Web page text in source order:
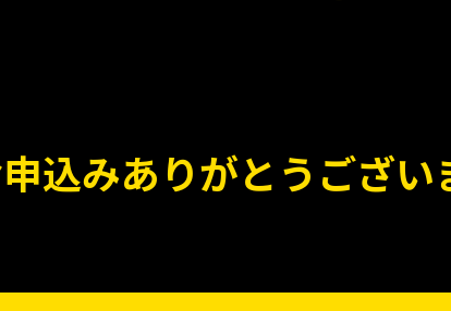
込みありがとうござい